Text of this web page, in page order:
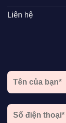
Liên hệ